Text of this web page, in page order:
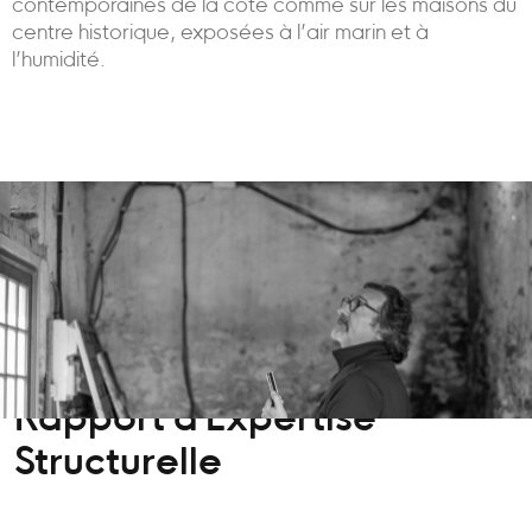
contemporaines de la côte comme sur les maisons du
centre historique, exposées à l’air marin et à
l’humidité.
Rapport d'Expertise
Structurelle